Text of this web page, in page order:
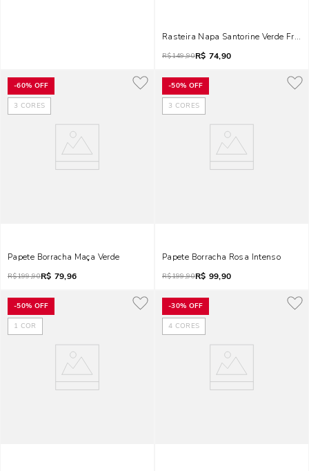
Rasteira Napa Santorine Verde Fresh
R$149,90R$ 74,90
-60% OFF
3 CORES
Papete Borracha Maça Verde
R$199,90R$ 79,96
-50% OFF
3 CORES
Papete Borracha Rosa Intenso
R$199,90R$ 99,90
-50% OFF
1 COR
-30% OFF
4 CORES